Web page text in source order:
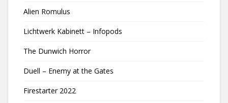
Alien Romulus
Lichtwerk Kabinett – Infopods
The Dunwich Horror
Duell – Enemy at the Gates
Firestarter 2022